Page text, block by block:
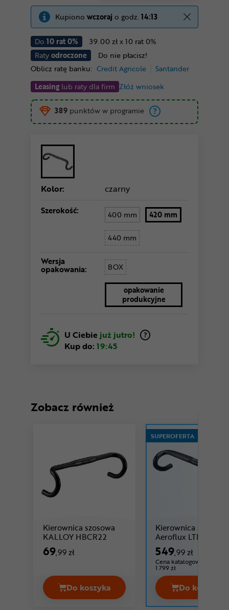
Do 10 rat 0%
39.00 zł x 10 rat 0%
Ratyodroczone
Do nie płacisz!
Oblicz ratę banku: Credit Agricole
Santander
Leasinglub raty dla firm Złóż wniosek
Kupiono wczoraj o godz. 14:13
389 punktów w programie
Kolor: czarny
Szerokość: 400 mm 420 mm
440 mm
Wersja
opakowania: BOX
opakowanie
produkcyjne
U Ciebie już jutro!
Kup do: 19:45
Zobacz również
Kierownica szosowa
KALLOY HBCR22 Cena: 69 ,99 zł
69,99 zł
Do koszyka
Kierownica szosowa KALLOY
SUPEROFERTA
Kierownica szosowa
Aeroflux LTD
549,99 zł
Cena katalogowa:
1 799 zł
Do koszyka